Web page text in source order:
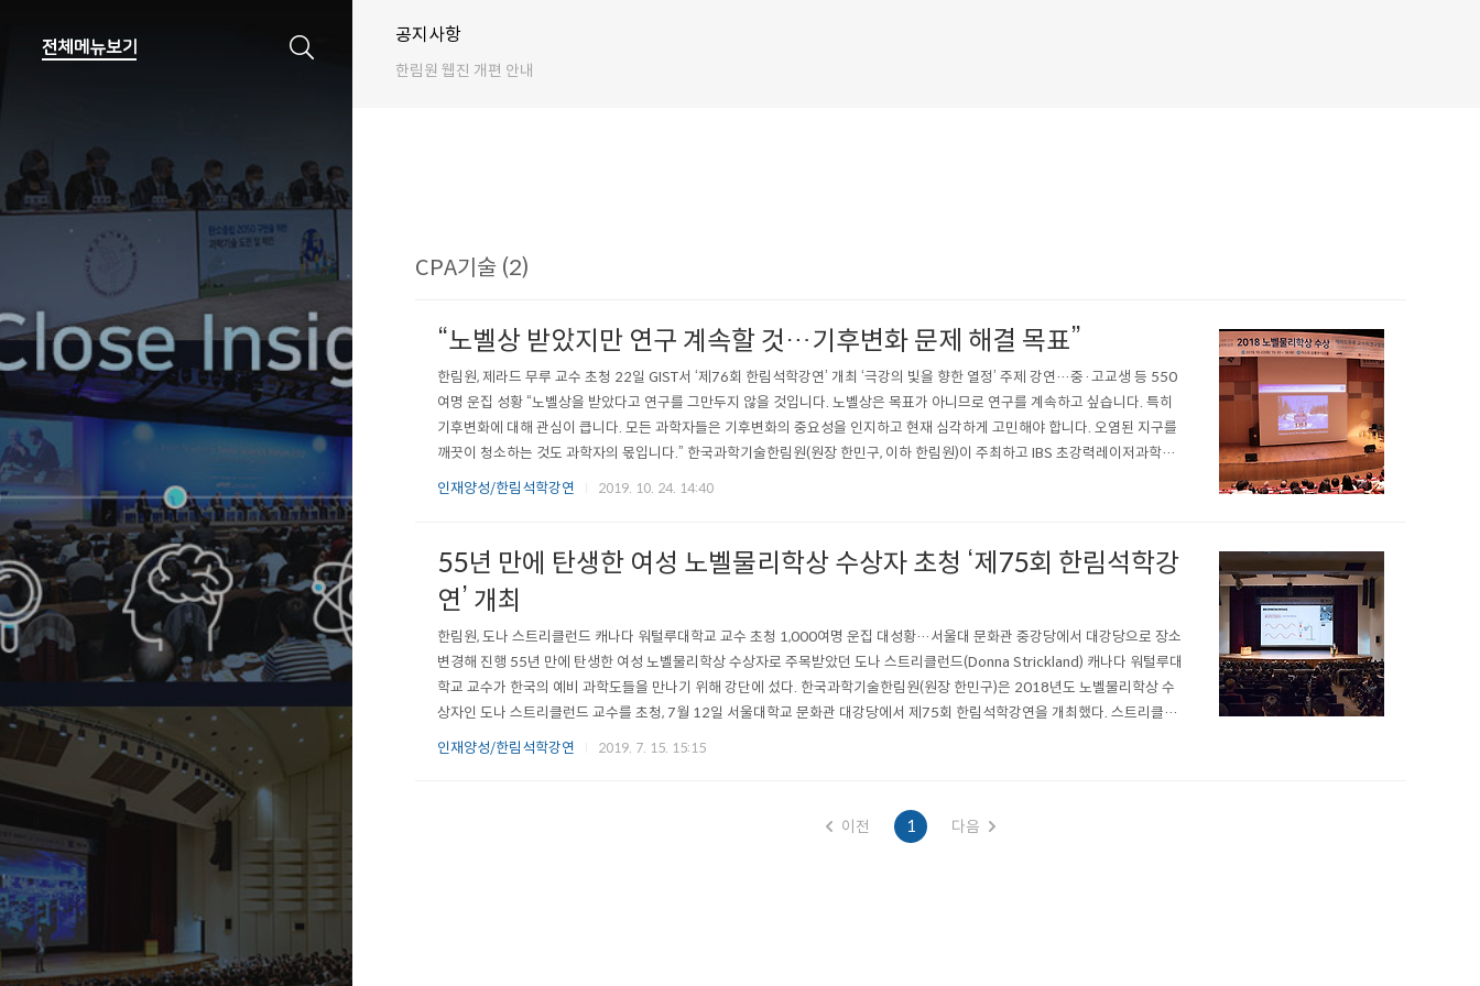
공지사항
한림원 웹진 개편 안내
CPA기술 (2)
“노벨상 받았지만 연구 계속할 것…기후변화 문제 해결 목표”
한림원, 제라드 무루 교수 초청 22일 GIST서 ‘제76회 한림석학강연’ 개최 ‘극강의 빛을 향한 열정’ 주제 강연…중·고교생 등 550
여명 운집 성황 “노벨상을 받았다고 연구를 그만두지 않을 것입니다. 노벨상은 목표가 아니므로 연구를 계속하고 싶습니다. 특히
기후변화에 대해 관심이 큽니다. 모든 과학자들은 기후변화의 중요성을 인지하고 현재 심각하게 고민해야 합니다. 오염된 지구를
깨끗이 청소하는 것도 과학자의 몫입니다.” 한국과학기술한림원(원장 한민구, 이하 한림원)이 주최하고 IBS 초강력레이저과학연
구단(단장 남창희, 이하 CoReLs), 광주과학기술원(총장 김기선, 이하 GIST)이 주관한 ‘제76회 한림석학강연’이 10월 22일 GIST
인재양성/한림석학강연 2019. 10. 24. 14:40
55년 만에 탄생한 여성 노벨물리학상 수상자 초청 ‘제75회 한림석학강
연’ 개최
한림원, 도나 스트리클런드 캐나다 워털루대학교 교수 초청 1,000여명 운집 대성황…서울대 문화관 중강당에서 대강당으로 장소
변경해 진행 55년 만에 탄생한 여성 노벨물리학상 수상자로 주목받았던 도나 스트리클런드(Donna Strickland) 캐나다 워털루대
학교 교수가 한국의 예비 과학도들을 만나기 위해 강단에 섰다. 한국과학기술한림원(원장 한민구)은 2018년도 노벨물리학상 수
상자인 도나 스트리클런드 교수를 초청, 7월 12일 서울대학교 문화관 대강당에서 제75회 한림석학강연을 개최했다. 스트리클런
드 교수의 명성에 1,000여 명이 운집한 이날 행사는 서울대 문화관 중강당에서 대강당으로 장소를 변경해 진행할 정도로 대성황
인재양성/한림석학강연 2019. 7. 15. 15:15
이전 1 다음